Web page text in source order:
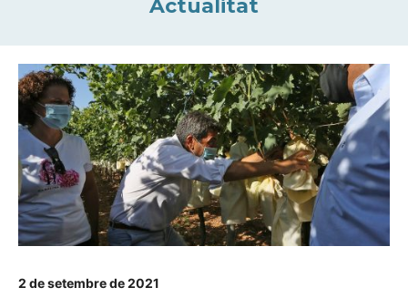
Actualitat
2 de setembre de 2021